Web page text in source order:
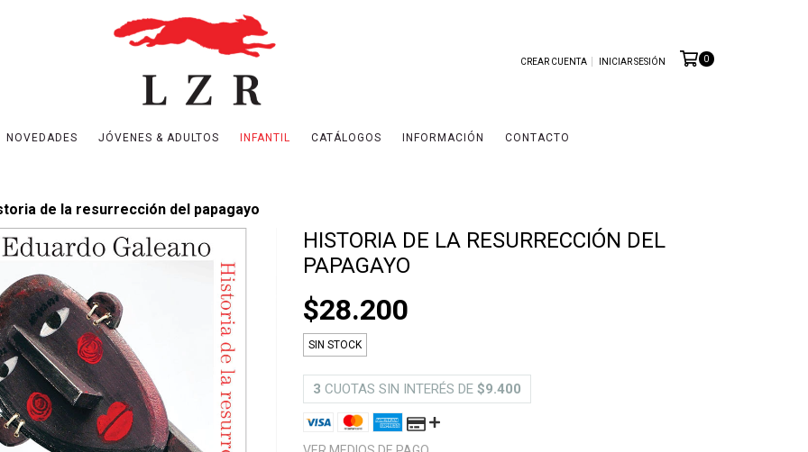
CREAR CUENTA INICIAR SESIÓN 0
NOVEDADES JÓVENES & ADULTOS INFANTIL CATÁLOGOS INFORMACIÓN CONTACTO
de la resurrección del papagayo
HISTORIA DE LA RESURRECCIÓN DEL
PAPAGAYO
$28.200
SIN STOCK
3 CUOTAS SIN INTERÉS DE$9.400